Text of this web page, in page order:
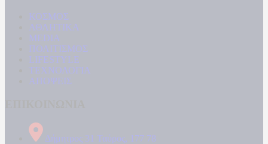
ΚΟΣΜΟΣ
ΑΘΛΗΤΙΚΑ
MEDIA
ΠΟΛΙΤΙΣΜΟΣ
LIFESTYLE
ΤΕΧΝΟΛΟΓΙΑ
ΑΠΟΨΕΙΣ
Δήμητρος 31 Ταύρος, 177 78